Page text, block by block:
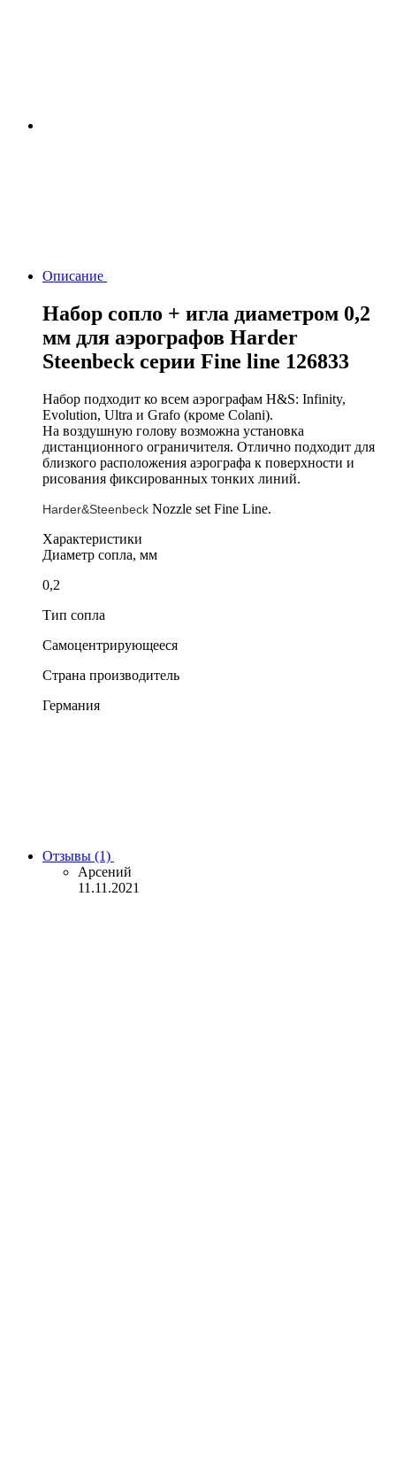
Описание
Набор сопло + игла диаметром 0,2
мм для аэрографов Harder
Steenbeck серии Fine line 126833
Набор подходит ко всем аэрографам H&S: Infinity,
Evolution, Ultra и Grafo (кроме Colani).
На воздушную голову возможна установка
дистанционного ограничителя. Отлично подходит для
близкого расположения аэрографа к поверхности и
рисования фиксированных тонких линий.
Harder&Steenbeck Nozzle set Fine Line.
Характеристики
Диаметр сопла, мм
0,2
Тип сопла
Самоцентрирующееся
Страна производитель
Германия
Отзывы (1)
Арсений
11.11.2021